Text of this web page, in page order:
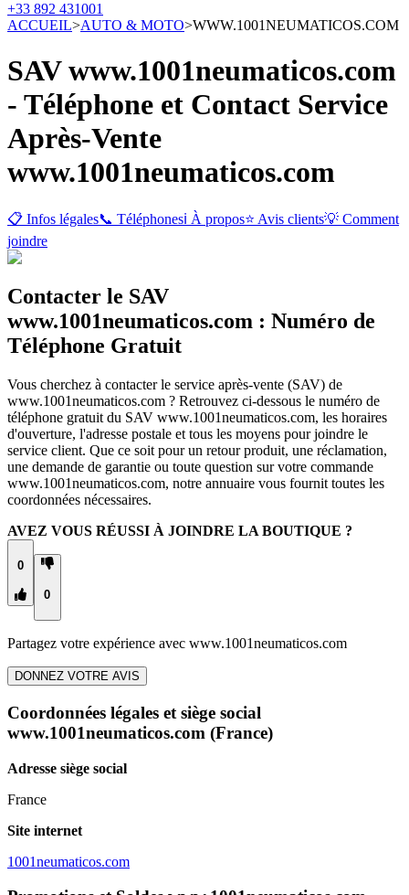
+33 892 431001
ACCUEIL>AUTO & MOTO>WWW.1001NEUMATICOS.COM
SAV www.1001neumaticos.com
- Téléphone et Contact Service
Après-Vente
www.1001neumaticos.com
📋 Infos légales📞 Téléphonesℹ️ À propos⭐ Avis clients💡 Comment
joindre
Contacter le SAV
www.1001neumaticos.com : Numéro de
Téléphone Gratuit
Vous cherchez à contacter le service après-vente (SAV) de
www.1001neumaticos.com ? Retrouvez ci-dessous le numéro de
téléphone gratuit du SAV www.1001neumaticos.com, les horaires
d'ouverture, l'adresse postale et tous les moyens pour joindre le
service client. Que ce soit pour un retour produit, une réclamation,
une demande de garantie ou toute question sur votre commande
www.1001neumaticos.com, notre annuaire vous fournit toutes les
coordonnées nécessaires.
AVEZ VOUS RÉUSSI À JOINDRE LA BOUTIQUE ?
0
0
Partagez votre expérience avec www.1001neumaticos.com
DONNEZ VOTRE AVIS
Coordonnées légales et siège social
www.1001neumaticos.com (France)
Adresse siège social
France
Site internet
1001neumaticos.com